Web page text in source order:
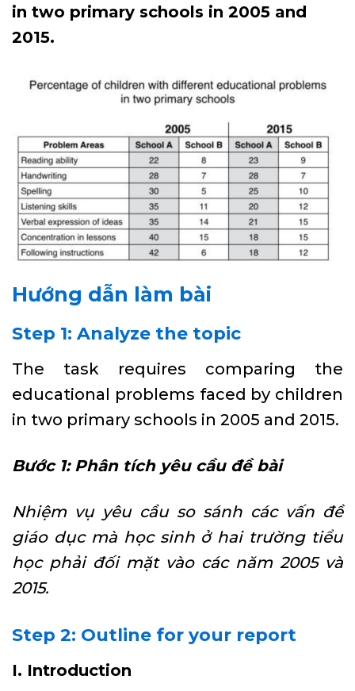
in two primary schools in 2005 and
2015.
Hướng dẫn làm bài
Step 1: Analyze the topic
The task requires comparing the
educational problems faced by children
in two primary schools in 2005 and 2015.
Bước 1: Phân tích yêu cầu đề bài
Nhiệm vụ yêu cầu so sánh các vấn đề
giáo dục mà học sinh ở hai trường tiểu
học phải đối mặt vào các năm 2005 và
2015.
Step 2: Outline for your report
I. Introduction